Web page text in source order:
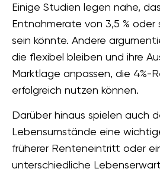
Einige Studien legen nahe,
Entnahmerate von 3,5 % oder
sein könnte. Andere
die flexibel bleiben und ihre
Marktlage anpassen, die 4%-
erfolgreich nutzen können.
Darüber hinaus spielen auch
Lebensumstände eine
früherer Renteneintritt oder
unterschiedliche